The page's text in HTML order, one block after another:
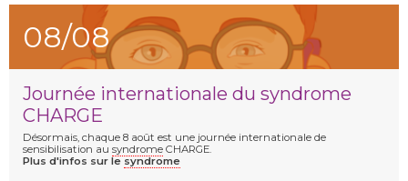
08/08
Journée internationale du syndrome
CHARGE
Désormais, chaque 8 août est une journée internationale de
sensibilisation au syndrome CHARGE.
Plus d'infos sur le syndrome